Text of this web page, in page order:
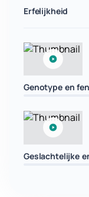
Erfelijkheid
Genotype en
Geslachtelijke